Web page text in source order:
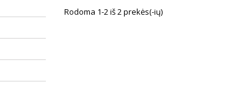
Rodoma 1-2 iš 2 prekės(-ių)